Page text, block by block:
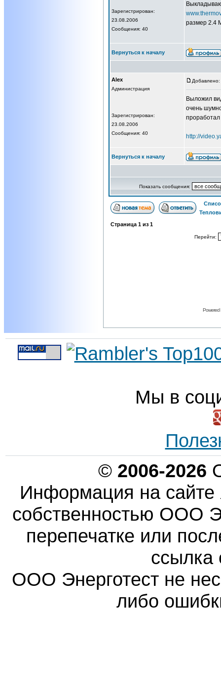
Зарегистрирован:
23.08.2006
Сообщения: 40
размер 2.4
Вернуться к началу
Alex
Администрация
Зарегистрирован:
23.08.2006
Сообщения: 40
Выложил
очень
http://
Вернуться к началу
Показать сообщения:
Страница 1 из 1
Перейти:
Powered
Мы в
© 2006-2026
Информация на сайте
собственностью ООО
перепечатке или
ссылка
ООО Энерготест не
либо